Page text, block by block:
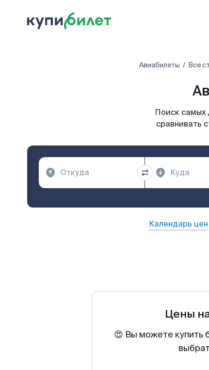
Авиабилеты Все
Поиск самых
сравнивать
Календарь цен
Цены
😍 Вы можете купить